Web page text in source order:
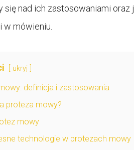
się nad ich zastosowaniami
mówieniu.
ukryj
definicja i zastosowania
proteza mowy?
mowy
technologie w protezach mowy